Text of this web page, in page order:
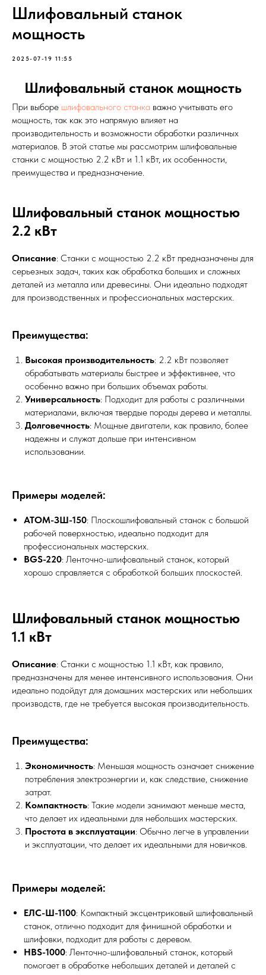
Шлифовальный станок
мощность
2025-07-19 11:55
Шлифовальный станок мощность
При выборе шлифовального станка важно учитывать его
мощность, так как это напрямую влияет на
производительность и возможности обработки различных
материалов. В этой статье мы рассмотрим шлифовальные
станки с мощностью 2.2 кВт и 1.1 кВт, их особенности,
преимущества и предназначение.
Шлифовальный станок мощностью
2.2 кВт
Описание: Станки с мощностью 2.2 кВт предназначены для
серьезных задач, таких как обработка больших и сложных
деталей из металла или древесины. Они идеально подходят
для производственных и профессиональных мастерских.
Преимущества:
Высокая производительность: 2.2 кВт позволяет
обрабатывать материалы быстрее и эффективнее, что
особенно важно при больших объемах работы.
Универсальность: Подходит для работы с различными
материалами, включая твердые породы дерева и металлы.
Долговечность: Мощные двигатели, как правило, более
надежны и служат дольше при интенсивном
использовании.
Примеры моделей:
АТОМ-ЗШ-150: Плоскошлифовальный станок с большой
рабочей поверхностью, идеально подходит для
профессиональных мастерских.
BGS-220: Ленточно-шлифовальный станок, который
хорошо справляется с обработкой больших плоскостей.
Шлифовальный станок мощностью
1.1 кВт
Описание: Станки с мощностью 1.1 кВт, как правило,
предназначены для менее интенсивного использования. Они
идеально подойдут для домашних мастерских или небольших
производств, где не требуется высокая производительность.
Преимущества:
Экономичность: Меньшая мощность означает снижение
потребления электроэнергии и, как следствие, снижение
затрат.
Компактность: Такие модели занимают меньше места,
что делает их идеальными для небольших мастерских.
Простота в эксплуатации: Обычно легче в управлении
и эксплуатации, что делает их идеальными для новичков.
Примеры моделей:
ЕЛС-Ш-1100: Компактный эксцентриковый шлифовальный
станок, отлично подходит для финишной обработки и
шлифовки, подходит для работы с деревом.
HBS-1000: Ленточно-шлифовальный станок, который
помогает в обработке небольших деталей и деталей с